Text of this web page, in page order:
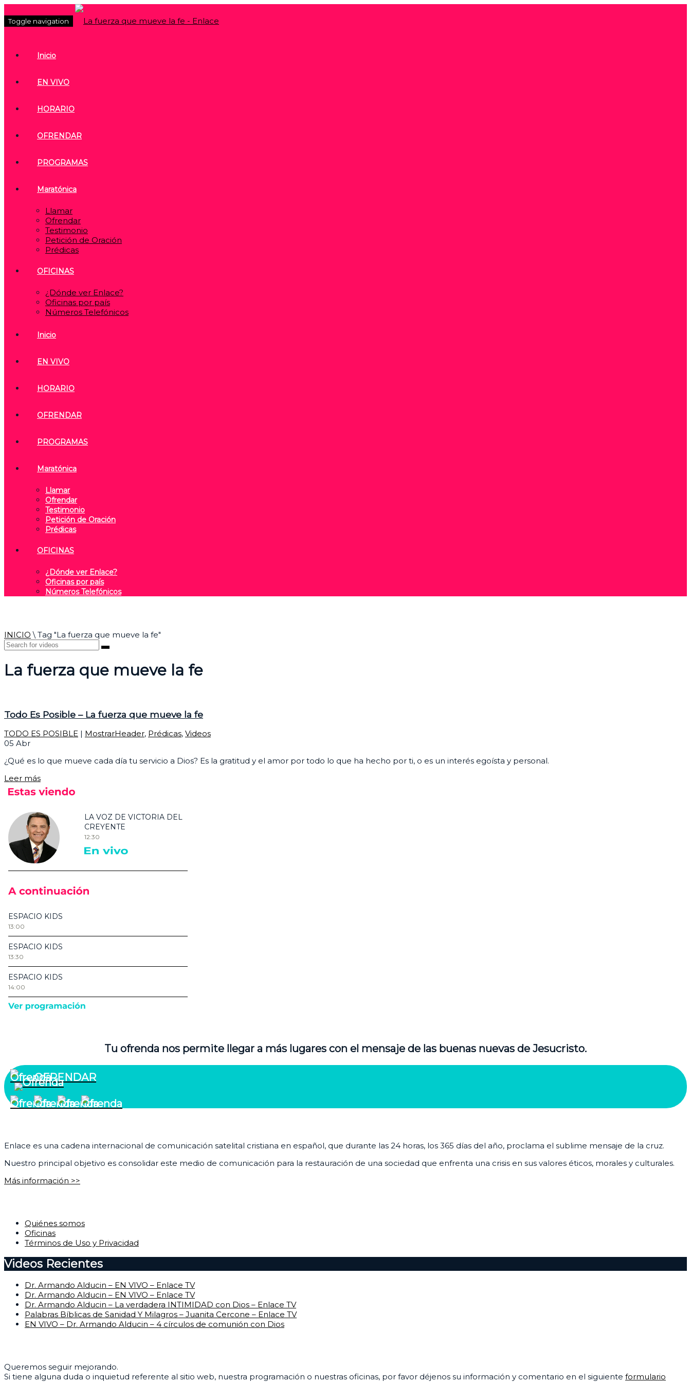
Toggle navigation
Inicio
EN VIVO
HORARIO
OFRENDAR
PROGRAMAS
Maratónica
Llamar
Ofrendar
Testimonio
Petición de Oración
Prédicas
OFICINAS
¿Dónde ver Enlace?
Oficinas por país
Números Telefónicos
Inicio
EN VIVO
HORARIO
OFRENDAR
PROGRAMAS
Maratónica
Llamar
Ofrendar
Testimonio
Petición de Oración
Prédicas
OFICINAS
¿Dónde ver Enlace?
Oficinas por país
Números Telefónicos
INICIO \ Tag "La fuerza que mueve la fe"
La fuerza que mueve la fe
Todo Es Posible – La fuerza que mueve la fe
TODO ES POSIBLE | MostrarHeader, Prédicas, Videos
05 Abr
¿Qué es lo que mueve cada día tu servicio a Dios? Es la gratitud y el amor por todo lo que ha hecho por ti, o es un interés egoísta y personal.
Leer más
Tu ofrenda nos permite llegar a más lugares con el mensaje de las buenas nuevas de Jesucristo.
OFRENDAR
Enlace es una cadena internacional de comunicación satelital cristiana en español, que durante las 24 horas, los 365 días del año, proclama el sublime mensaje de la cruz.
Nuestro principal objetivo es consolidar este medio de comunicación para la restauración de una sociedad que enfrenta una crisis en sus valores éticos, morales y culturales.
Más información >>
Quiénes somos
Oficinas
Términos de Uso y Privacidad
Videos Recientes
Dr. Armando Alducin – EN VIVO – Enlace TV
Dr. Armando Alducin – EN VIVO – Enlace TV
Dr. Armando Alducin – La verdadera INTIMIDAD con Dios – Enlace TV
Palabras Bíblicas de Sanidad Y Milagros – Juanita Cercone – Enlace TV
EN VIVO – Dr. Armando Alducin – 4 círculos de comunión con Dios
Queremos seguir mejorando.
Si tiene alguna duda o inquietud referente al sitio web, nuestra programación o nuestras oficinas, por favor déjenos su información y comentario en el siguiente formulario